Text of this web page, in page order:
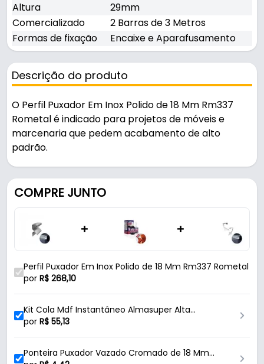
Altura
29mm
Comercializado
2 Barras de 3 Metros
Formas de fixação
Encaixe e Aparafusamento
Descrição do produto
O Perfil Puxador Em Inox Polido de 18 Mm Rm337
Rometal é indicado para projetos de móveis e
marcenaria que pedem acabamento de alto
padrão.
Fabricado em Alumínio com acabamento inox
polido, é resistente e durável no uso diário. Possui
encaixe 18mm.
Características:
- Marca: Rometal
- Modelo: RM-337
- Material: Alumínio
- Medida de encaixe: 18mm
- Comprimento: 6 Metros
- Comercializado: 2 Barras de 3 Metros
- Formas de fixação: Encaixe e Aparafusamento
COMPRE JUNTO
+ +
Perfil Puxador Em Inox Polido de 18 Mm Rm337 Rometal
por R$ 268,10
Kit Cola Mdf Instantâneo Almasuper Alta
Resistencia
por R$ 55,13
Ponteira Puxador Vazado Cromado de 18 Mm